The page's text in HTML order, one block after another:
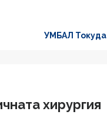
УМБАЛ Токуда
хирургия